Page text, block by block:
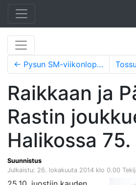
← Pysun SM-viikonloppu Kurikassa
Raikkaan ja
Rastin
Halikossa 75.
Suunnistus
Julkaistu: 26. lokakuuta 2014 klo 0.00